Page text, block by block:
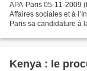
APA-Paris 05-11-2009
Affaires sociales et à
Paris sa candidature à
Kenya : le